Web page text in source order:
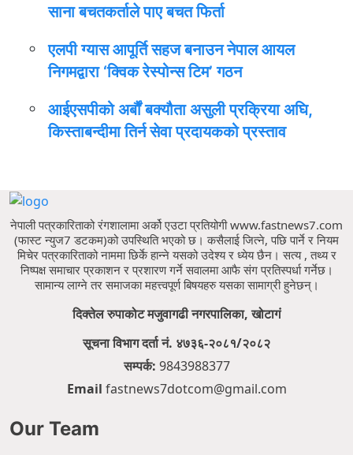
साना बचतकर्ताले पाए बचत फिर्ता
एलपी ग्यास आपूर्ति सहज बनाउन नेपाल आयल
निगमद्वारा ‘क्विक रेस्पोन्स टिम’ गठन
आईएसपीको अर्बौं बक्यौता असुली प्रक्रिया अघि,
किस्ताबन्दीमा तिर्न सेवा प्रदायकको प्रस्ताव
नेपाली पत्रकारिताको रंगशालामा अर्को एउटा प्रतियोगी www.fastnews7.com
(फास्ट न्युज7 डटकम)को उपस्थिति भएको छ।कसैलाई जित्ने, पछि पार्ने र नियम
मिचेर पत्रकारिताको नाममा छिर्के हान्ने यसको उदेश्य र ध्येय छैन।सत्य , तथ्य र
निष्पक्ष समाचार प्रकाशन र प्रशारण गर्ने सवालमा आफै संग प्रतिस्पर्धा गर्नेछ।
सामान्य लाग्ने तर समाजका महत्त्वपूर्ण बिषयहरु यसका सामाग्री हुनेछन्।
दिक्तेल रुपाकोट मजुवागढी नगरपालिका, खोटागं
सूचना विभाग दर्ता नं. ४७३६-२०८१/२०८२
सम्पर्क: 9843988377
Email fastnews7dotcom@gmail.com
Our Team